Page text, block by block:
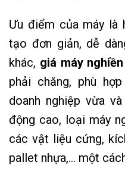
Ưu điểm của máy là
tạo đơn giản, dễ
khác, giá máy
phải chăng, phù
doanh nghiệp vừa
động cao, loại máy
các vật liệu cứng,
pallet nhựa,… một